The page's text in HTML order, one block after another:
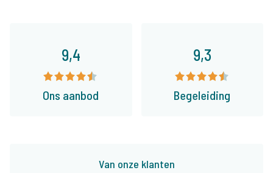
Van onze klanten
9,4
Ons aanbod
9,3
Begeleiding